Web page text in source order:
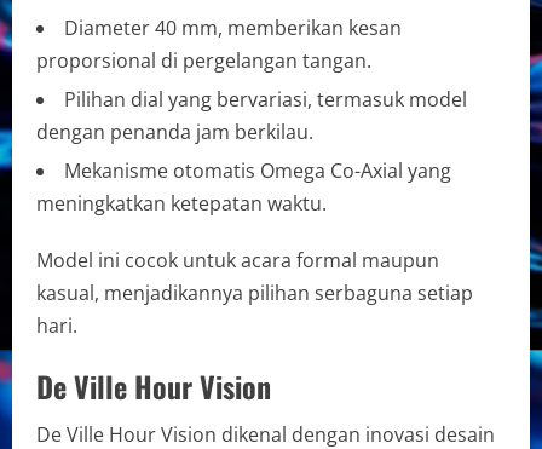
Diameter 40 mm, memberikan kesan
proporsional di pergelangan tangan.
Pilihan dial yang bervariasi, termasuk model
dengan penanda jam berkilau.
Mekanisme otomatis Omega Co-Axial yang
meningkatkan ketepatan waktu.
Model ini cocok untuk acara formal maupun
kasual, menjadikannya pilihan serbaguna setiap
hari.
De Ville Hour Vision
De Ville Hour Vision dikenal dengan inovasi desain